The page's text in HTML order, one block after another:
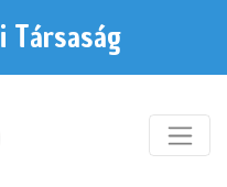
Társaság